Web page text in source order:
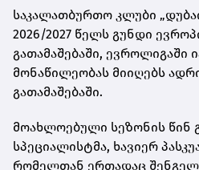
საკალათბურთო კლუბი
2026/2027 წელს გუნდი
გათამაშებაში, ევროლიგაში
მონაწილეობას მიიღებს
გათამაშებაში.
მოახლოებული სეზონის წინ
სპეციალისტმა, ხავიერ
რომელთან ერთადაც